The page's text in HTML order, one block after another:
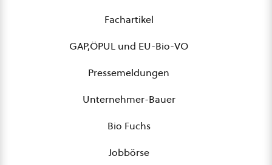
Fachartikel
GAP,ÖPUL und EU-Bio-VO
Pressemeldungen
Unternehmer-Bauer
Bio Fuchs
Jobbörse